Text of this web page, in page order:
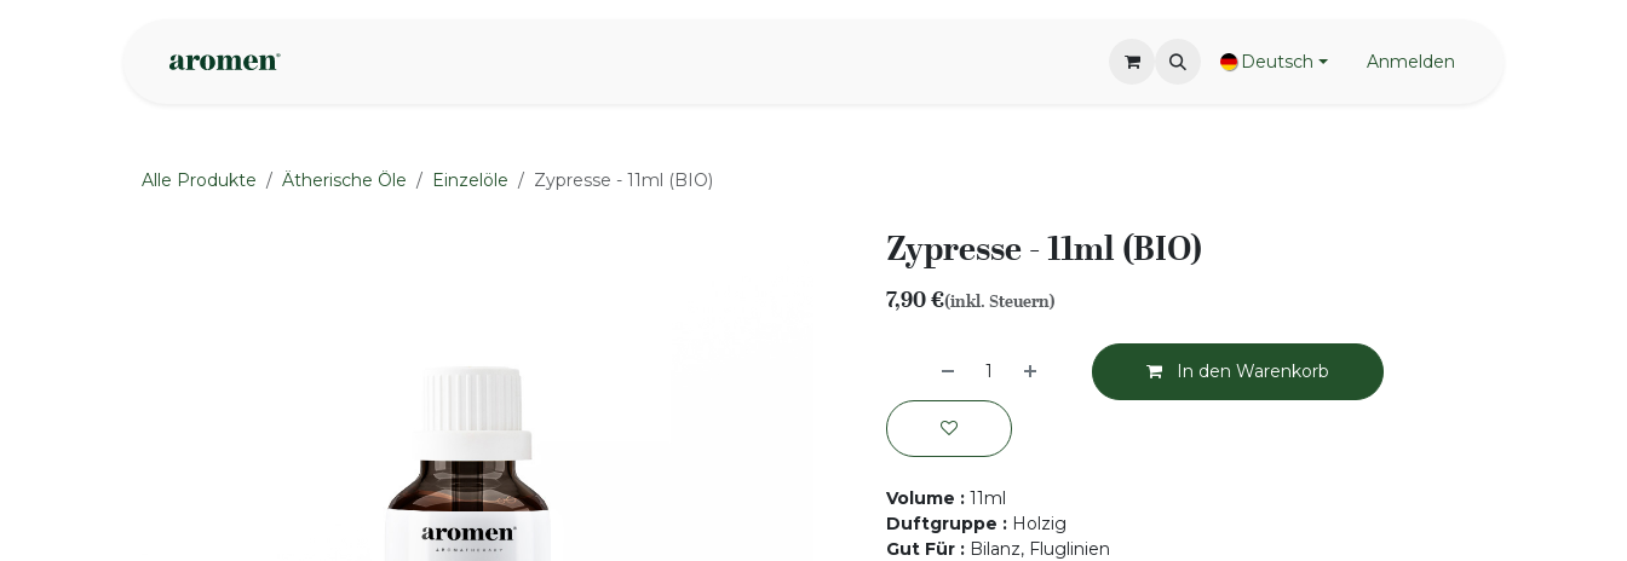
Deutsch Anmelden
Alle Produkte Ätherische Öle Einzelöle Zypresse - 11ml (BIO)
Zypresse - 11ml (BIO)
7,90€(inkl. Steuern)
In den Warenkorb
Volume : 11ml
Duftgruppe : Holzig
Gut Für : Bilanz, Fluglinien